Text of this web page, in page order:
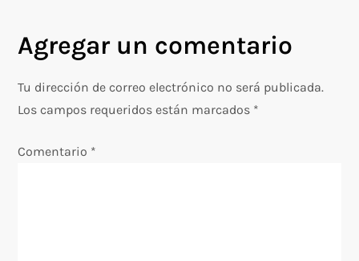
g
a
Agregar un comentario
Tu dirección de correo electrónico no será publicada.
Los campos requeridos están marcados *
Comentario *